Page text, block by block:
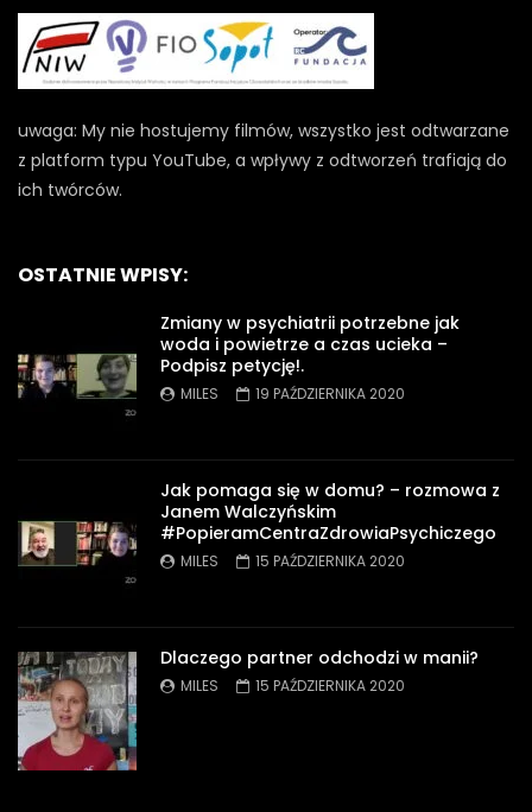
uwaga: My nie hostujemy filmów, wszystko jest odtwarzane
z platform typu YouTube, a wpływy z odtworzeń trafiają do
ich twórców.
OSTATNIE WPISY:
Zmiany w psychiatrii potrzebne jak
woda i powietrze a czas ucieka –
Podpisz petycję!.
MILES 19 PAŹDZIERNIKA 2020
Jak pomaga się w domu? – rozmowa z
Janem Walczyńskim
#PopieramCentraZdrowiaPsychiczego
MILES 15 PAŹDZIERNIKA 2020
Dlaczego partner odchodzi w manii?
MILES 15 PAŹDZIERNIKA 2020